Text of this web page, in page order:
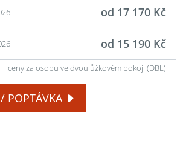
od 17 170 Kč
od 15 190 Kč
ceny za osobu ve dvoulůžkovém pokoji (DBL)
POPTÁVKA